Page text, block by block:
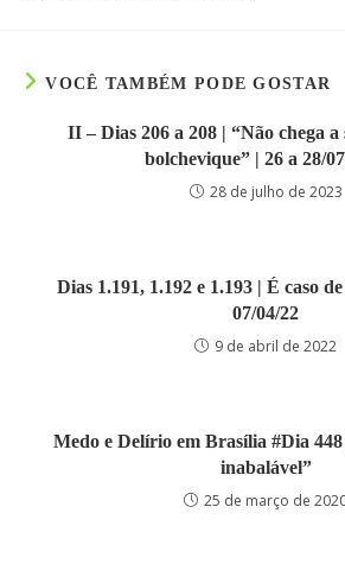
VOCÊ TAMBÉM PODE GOSTAR
II – Dias 206 a 208 | “Não chega
bolchevique” | 26 a 28/
28 de julho de 2023
Dias 1.191, 1.192 e 1.193 | É caso
07/04/22
9 de abril de 2022
Medo e Delírio em Brasília #Dia
inabalável”
25 de março de